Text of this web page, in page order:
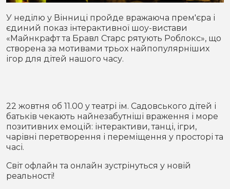
В кулуарах
Місто
Життя
Партнери
Спорт
Футбол
Контакти
У неділю у Вінниці пройде вражаюча прем'єра і
єдиний показ інтерактивної шоу-вистави
«Майнкрафт та Бравл Старс рятують Роблокс», що
створена за мотивами трьох найпопулярніших
ігор для дітей нашого часу.
22 жовтня об 11.00 у театрі ім. Садовського дітей і
батьків чекають найнезабутніші враження і море
позитивних емоцій: інтерактиви, танці, ігри,
чарівні перетворення і переміщення у просторі та
часі.
Світ офлайн та онлайн зустрінуться у новій
реальності!